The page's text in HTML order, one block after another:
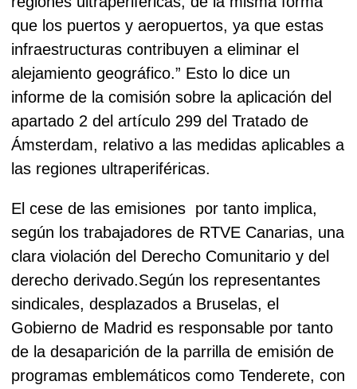
que los puertos y aeropuertos, ya que estas
infraestructuras contribuyen a eliminar el
alejamiento geográfico.” Esto lo dice un
informe de la comisión sobre la aplicación del
apartado 2 del artículo 299 del Tratado de
Ámsterdam, relativo a las medidas aplicables a
las regiones ultraperiféricas.
El cese de las emisiones por tanto implica,
según los trabajadores de RTVE Canarias, una
clara violación del Derecho Comunitario y del
derecho derivado.Según los representantes
sindicales, desplazados a Bruselas, el
Gobierno de Madrid es responsable por tanto
de la desaparición de la parrilla de emisión de
programas emblemáticos como Tenderete, con